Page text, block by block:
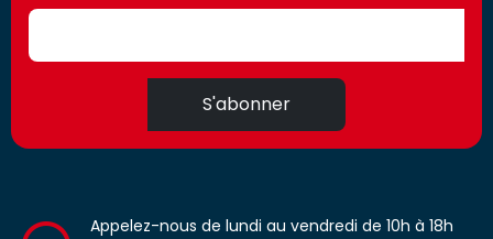
S'abonner
Appelez-nous de lundi au vendredi de 10h à 18h